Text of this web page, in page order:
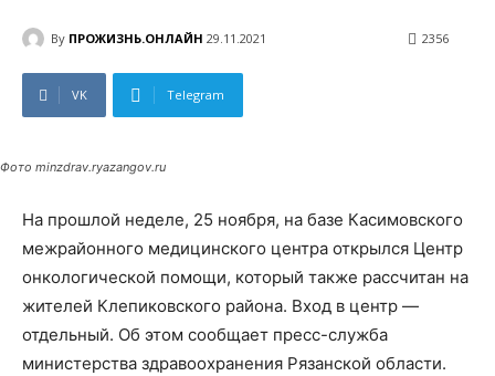
By ПРОЖИЗНЬ.ОНЛАЙН 29.11.2021 2356
VK Telegram
Фото minzdrav.ryazangov.ru
На прошлой неделе, 25 ноября, на базе Касимовского
межрайонного медицинского центра открылся Центр
онкологической помощи, который также рассчитан на
жителей Клепиковского района. Вход в центр —
отдельный. Об этом сообщает пресс-служба
министерства здравоохранения Рязанской области.